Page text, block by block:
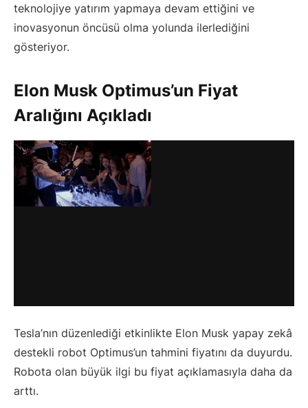
teknolojiye yatırım yapmaya devam ettiğini ve
inovasyonun öncüsü olma yolunda ilerlediğini
gösteriyor.
Elon Musk Optimus’un Fiyat
Aralığını Açıkladı
Tesla’nın düzenlediği etkinlikte Elon Musk yapay zekâ
destekli robot Optimus’un tahmini fiyatını da duyurdu.
Robota olan büyük ilgi bu fiyat açıklamasıyla daha da
arttı.